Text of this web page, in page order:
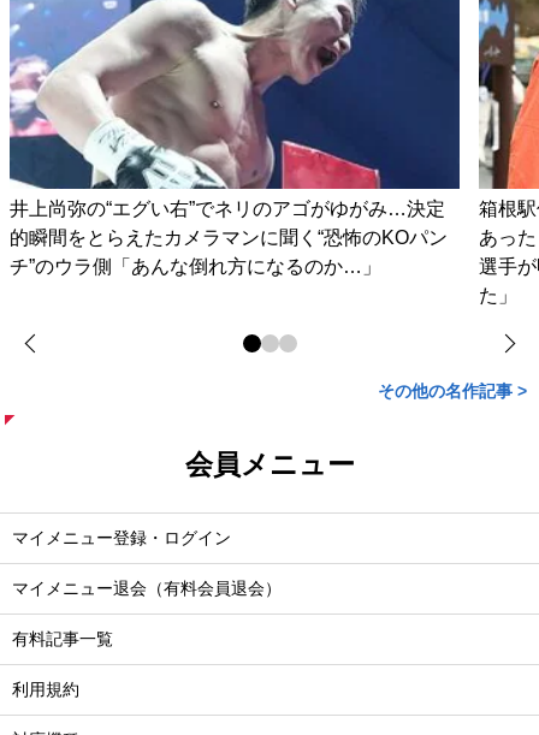
井上尚弥の“エグい右”でネリのアゴがゆがみ…決定
的瞬間をとらえたカメラマンに聞く“恐怖のKOパン
チ”のウラ側「あんな倒れ方になるのか…」
箱根
あっ
選手
た」
その他の名作記事 >
会員メニュー
マイメニュー登録・ログイン
マイメニュー退会（有料会員退会）
有料記事一覧
利用規約